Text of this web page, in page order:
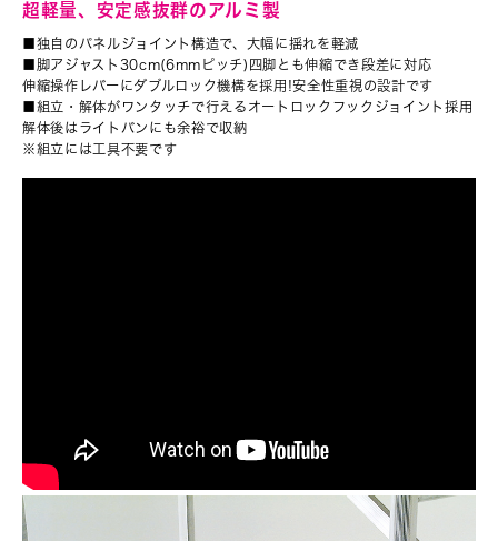
超軽量、安定感抜群のアルミ製
■独自のパネルジョイント構造で、大幅に揺れを軽減
■脚アジャスト30cm(6mmピッチ)四脚とも伸縮でき段差に対応
伸縮操作レバーにダブルロック機構を採用!安全性重視の設計です
■組立・解体がワンタッチで行えるオートロックフックジョイント採用
解体後はライトバンにも余裕で収納
※組立には工具不要です